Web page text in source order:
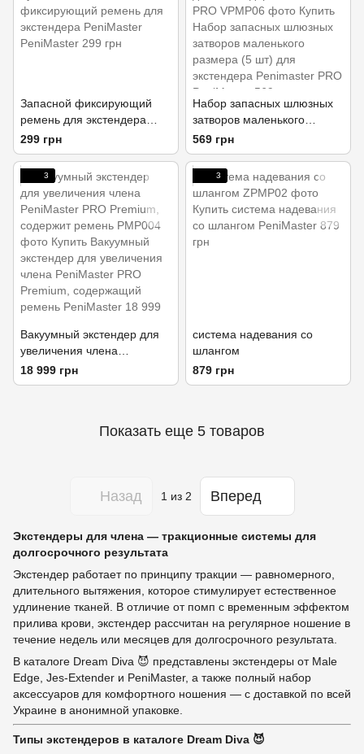
Запасной фиксирующий
ремень для экстендера
PeniMaster
299 грн
Набор запасных шлюзных
затворов маленького
размера (5 шт) для
экстендера Penimaster PRO
569 грн
3
Вакуумный экстендер для
увеличения члена
PeniMaster PRO Premium,
содержит ремень
18 999 грн
3
система надевания со
шлангом
879 грн
Показать еще 5 товаров
Назад 1 из 2 Вперед
Экстендеры для члена — тракционные системы для
долгосрочного результата
Экстендер работает по принципу тракции — равномерного,
длительного вытяжения, которое стимулирует естественное
удлинение тканей. В отличие от помп с временным эффектом
прилива крови, экстендер рассчитан на регулярное ношение в
течение недель или месяцев для долгосрочного результата.
В каталоге Dream Diva 😈 представлены экстендеры от Male
Edge, Jes-Extender и PeniMaster, а также полный набор
аксессуаров для комфортного ношения — с доставкой по всей
Украине в анонимной упаковке.
Типы экстендеров в каталоге Dream Diva 😈